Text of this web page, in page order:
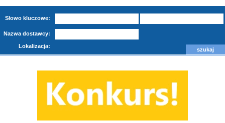
Słowo kluczowe:
Nazwa dostawcy:
Lokalizacja: